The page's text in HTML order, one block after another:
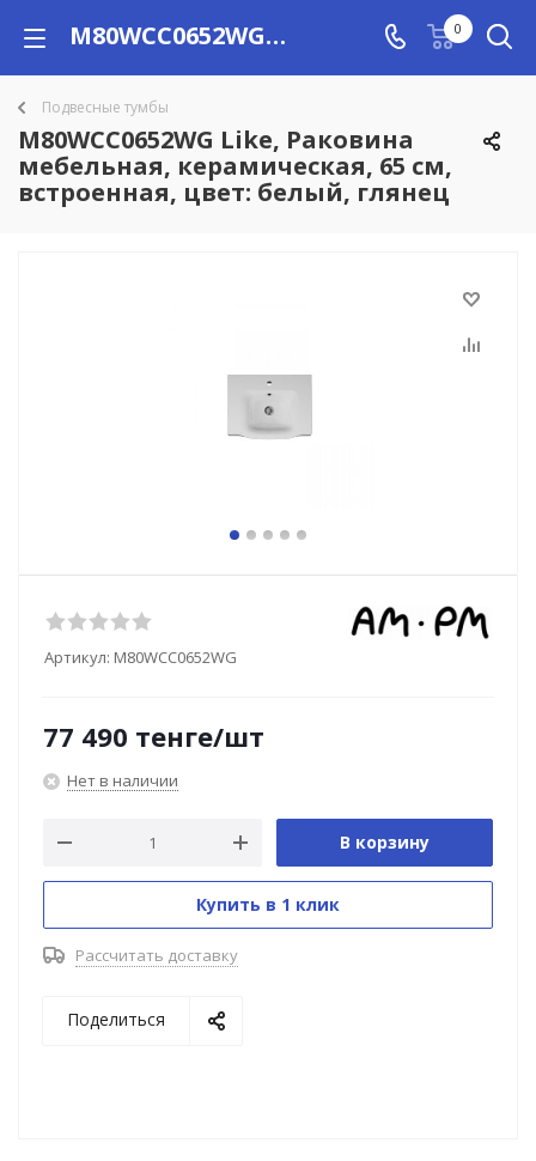
M80WCC0652WG Like, Раковина мебельная, керамическая, 65 см, встроенная, цвет: белый, глянец купить в Алматы с доставкой по Казахстану, цены 0
Подвесные тумбы
M80WCC0652WG Like, Раковина
мебельная, керамическая, 65 см,
встроенная, цвет: белый, глянец
Артикул: M80WCC0652WG
77 490 тенге/шт
Нет в наличии
В корзину
Купить в 1 клик
Рассчитать доставку
Поделиться